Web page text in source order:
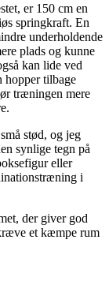
er 150 cm en
springkraft. En
underholdende
plads og kunne
kan lide ved
hopper tilbage
træningen mere
stød, og jeg
synlige tegn på
eller
i
der giver god
et kæmpe rum